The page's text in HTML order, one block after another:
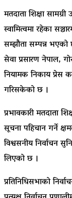
मतदाता शिक्षा
स्वामित्वमा रहेका
सम्झौता सम्पन्न भएको
सेवा प्रसारण नेपाल,
नियामक निकाय
गरिसकेको छ ।
प्रभावकारी मतदाता
सूचना पहिचान गर्ने
विश्वसनीय निर्वाचन
लिएको छ ।
प्रतिनिधिसभाको